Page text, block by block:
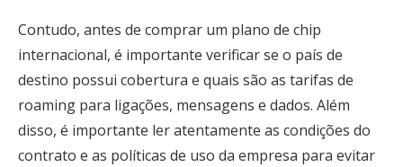
Contudo, antes de comprar um plano de chip
internacional, é importante verificar se o país de
destino possui cobertura e quais são as tarifas de
roaming para ligações, mensagens e dados. Além
disso, é importante ler atentamente as condições do
contrato e as políticas de uso da empresa para evitar